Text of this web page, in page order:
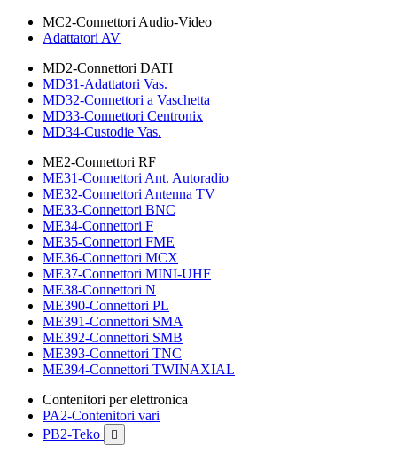
MC2-Connettori Audio-Video
Adattatori AV
MD2-Connettori DATI
MD31-Adattatori Vas.
MD32-Connettori a Vaschetta
MD33-Connettori Centronix
MD34-Custodie Vas.
ME2-Connettori RF
ME31-Connettori Ant. Autoradio
ME32-Connettori Antenna TV
ME33-Connettori BNC
ME34-Connettori F
ME35-Connettori FME
ME36-Connettori MCX
ME37-Connettori MINI-UHF
ME38-Connettori N
ME390-Connettori PL
ME391-Connettori SMA
ME392-Connettori SMB
ME393-Connettori TNC
ME394-Connettori TWINAXIAL
Contenitori per elettronica
PA2-Contenitori vari
PB2-Teko
